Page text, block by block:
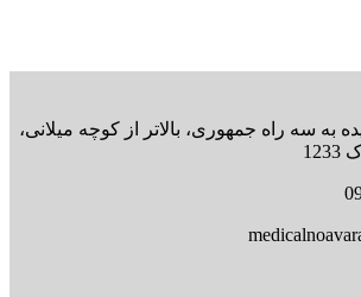
به سه راه جمهوری، بالاتر از کوچه میلانی،